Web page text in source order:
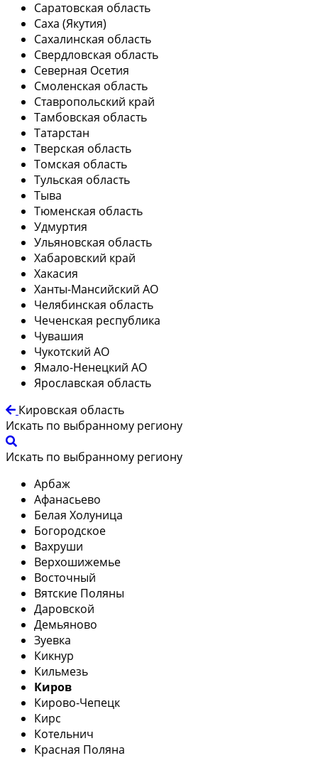
Саратовская область
Саха (Якутия)
Сахалинская область
Свердловская область
Северная Осетия
Смоленская область
Ставропольский край
Тамбовская область
Татарстан
Тверская область
Томская область
Тульская область
Тыва
Тюменская область
Удмуртия
Ульяновская область
Хабаровский край
Хакасия
Ханты-Мансийский АО
Челябинская область
Чеченская республика
Чувашия
Чукотский АО
Ямало-Ненецкий АО
Ярославская область
Кировская область
Искать по выбранному региону
Искать по выбранному региону
Арбаж
Афанасьево
Белая Холуница
Богородское
Вахруши
Верхошижемье
Восточный
Вятские Поляны
Даровской
Демьяново
Зуевка
Кикнур
Кильмезь
Киров
Кирово-Чепецк
Кирс
Котельнич
Красная Поляна